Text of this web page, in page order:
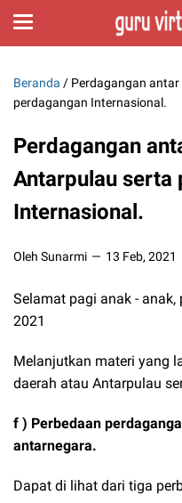
Beranda / Perdagangan
perdagangan Internasional.
Perdagangan
Antarpulau serta
Internasional.
Oleh Sunarmi 13 Feb, 2021
Selamat pagi anak -
2021
Melanjutkan materi yang
daerah atau Antarpulau
f ) Perbedaan
antarnegara.
Dapat di lihat dari tiga